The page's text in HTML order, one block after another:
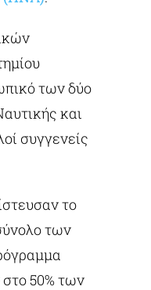
των δύο
και
συγγενείς
το
των
50% των